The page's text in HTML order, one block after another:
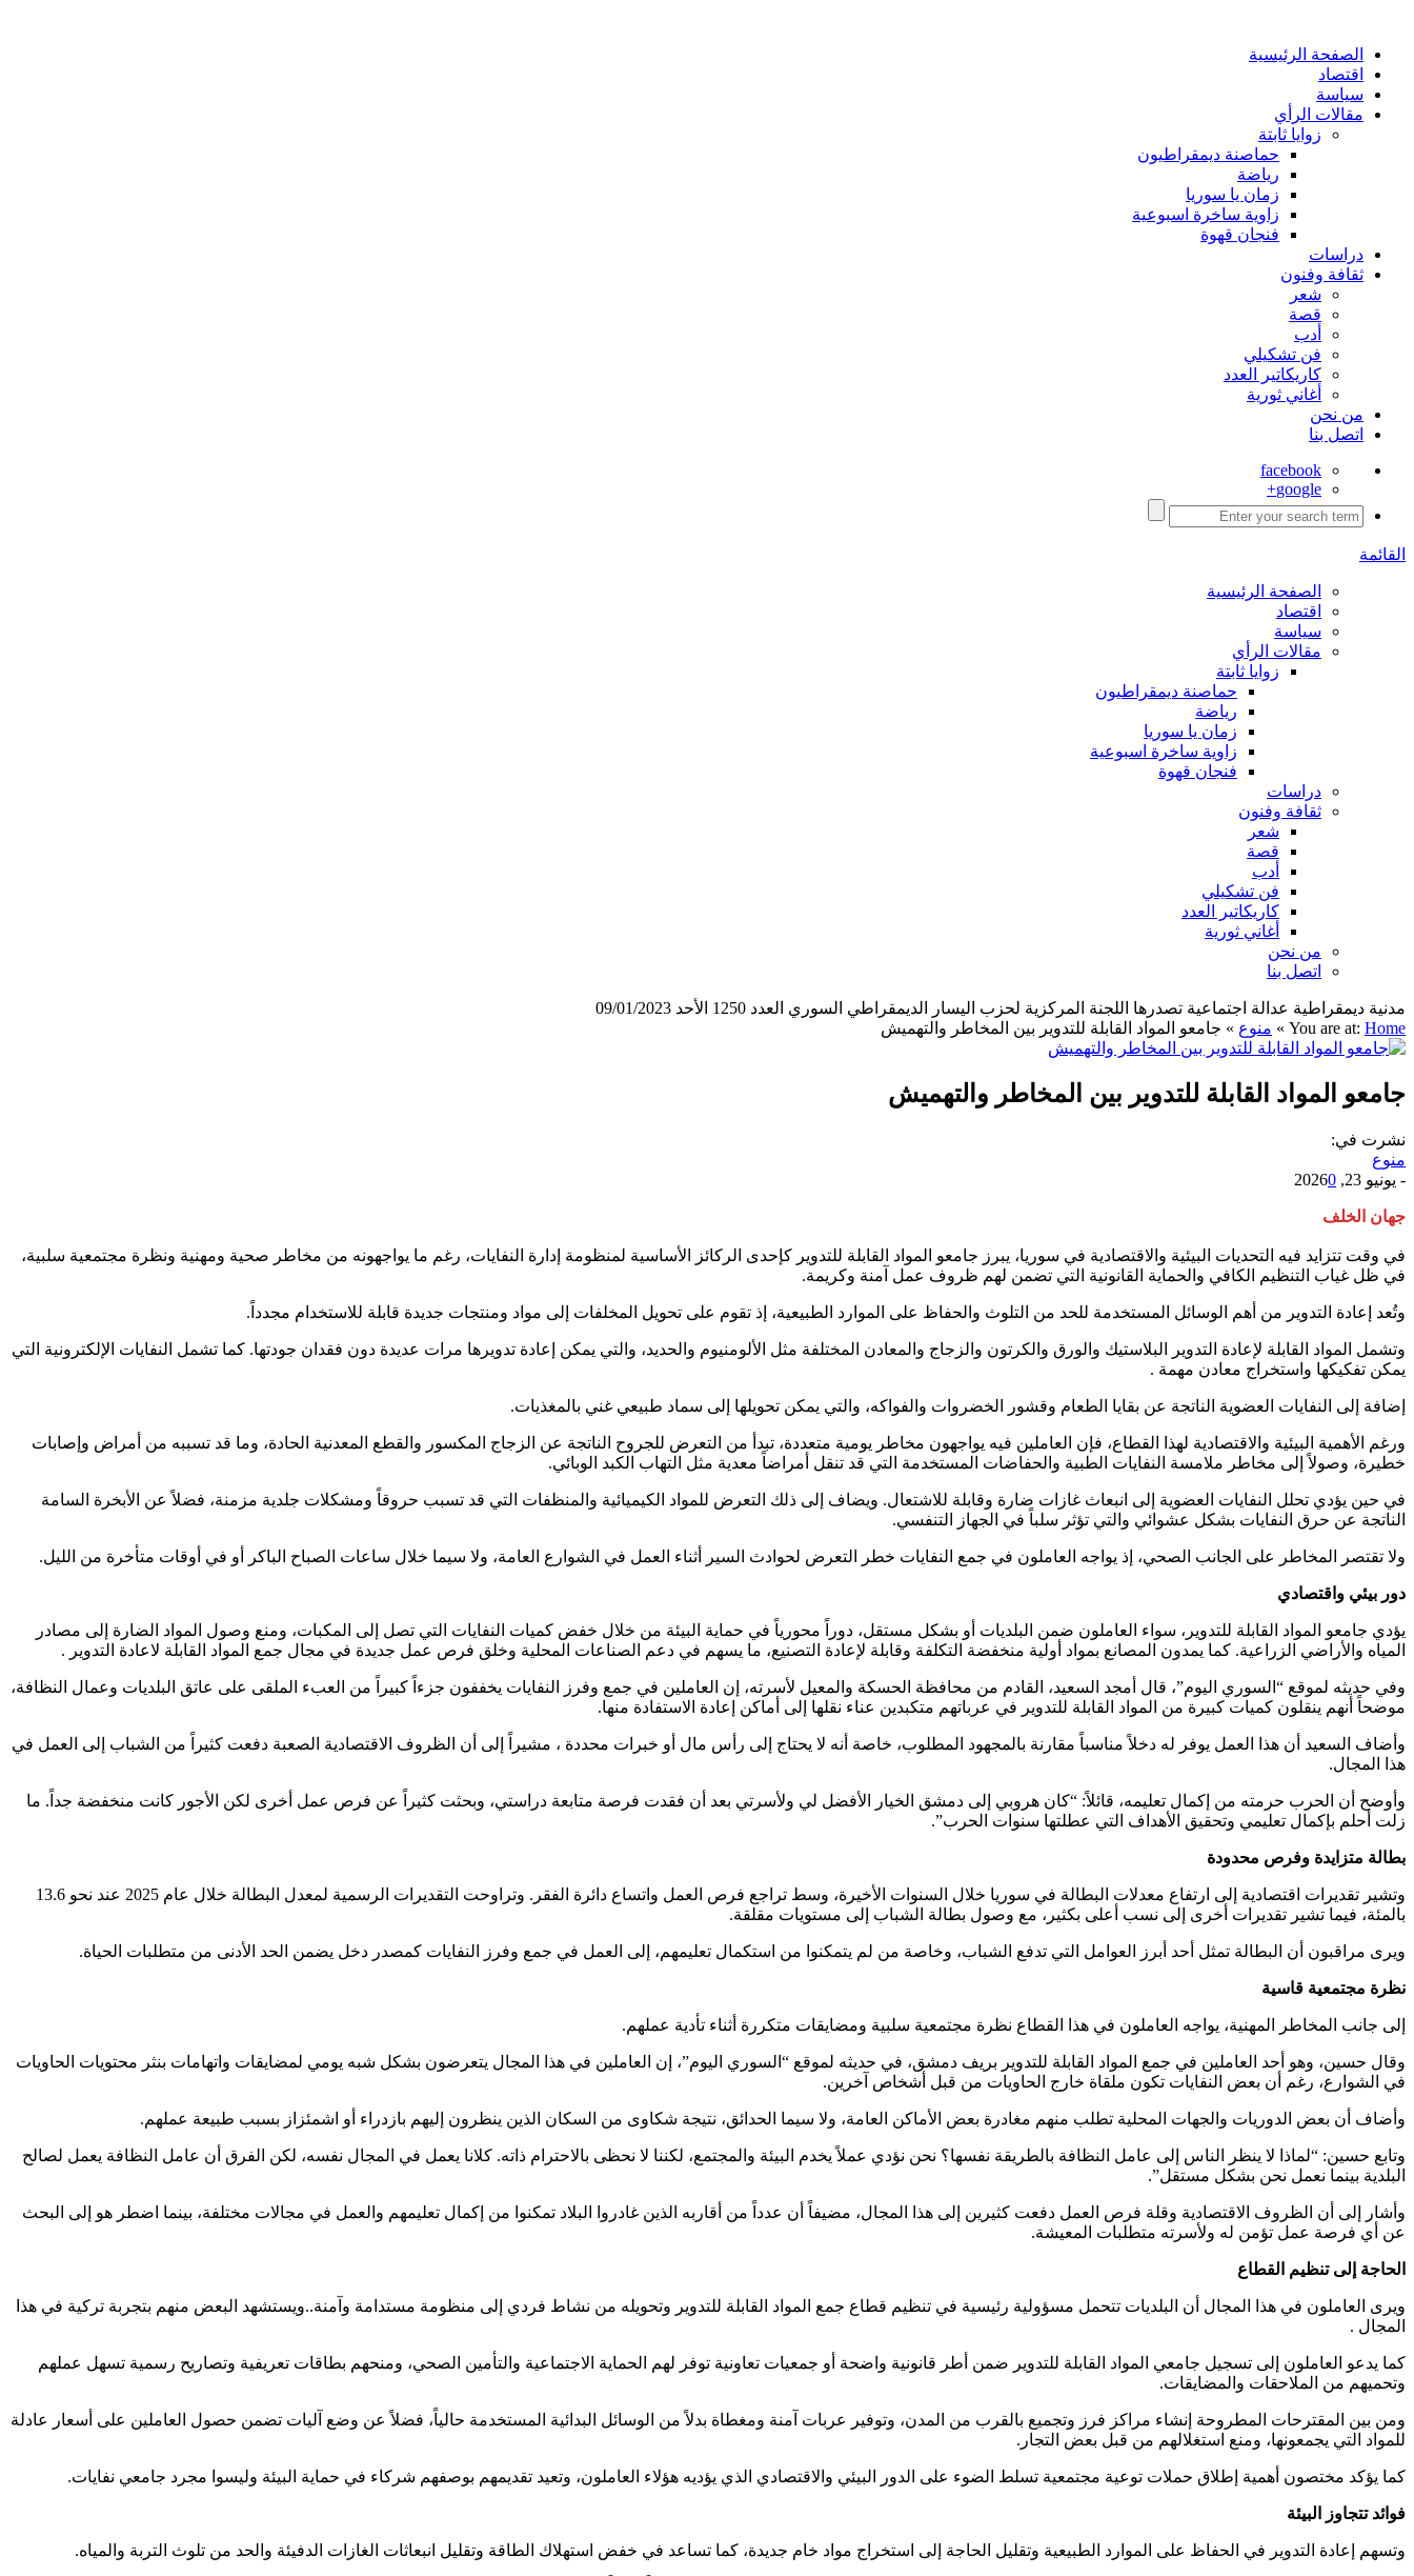
الصفحة الرئيسية
اقتصاد
سياسة
مقالات الرأي
زوايا ثابتة
حماصنة ديمقراطيون
رياضة
زمان يا سوريا
زاوية ساخرة اسبوعية
فنجان قهوة
دراسات
ثقافة وفنون
شعر
قصة
أدب
فن تشكيلي
كاريكاتير العدد
أغاني ثورية
من نحن
اتصل بنا
facebook
google+
القائمة
الصفحة الرئيسية
اقتصاد
سياسة
مقالات الرأي
زوايا ثابتة
حماصنة ديمقراطيون
رياضة
زمان يا سوريا
زاوية ساخرة اسبوعية
فنجان قهوة
دراسات
ثقافة وفنون
شعر
قصة
أدب
فن تشكيلي
كاريكاتير العدد
أغاني ثورية
من نحن
اتصل بنا
مدنية ديمقراطية عدالة اجتماعية تصدرها اللجنة المركزية لحزب اليسار الديمقراطي السوري العدد 1250 الأحد 09/01/2023
You are at: Home
» منوع » جامعو المواد القابلة للتدوير بين المخاطر والتهميش
جامعو المواد القابلة للتدوير بين المخاطر والتهميش
نشرت في:
منوع
- يونيو 23, 2026 0
جهان الخلف
في وقت تتزايد فيه التحديات البيئية والاقتصادية في سوريا، يبرز جامعو المواد القابلة للتدوير كإحدى الركائز الأساسية لمنظومة إدارة النفايات، رغم ما يواجهونه من مخاطر صحية ومهنية ونظرة مجتمعية سلبية،
في ظل غياب التنظيم الكافي والحماية القانونية التي تضمن لهم ظروف عمل آمنة وكريمة.
وتُعد إعادة التدوير من أهم الوسائل المستخدمة للحد من التلوث والحفاظ على الموارد الطبيعية، إذ تقوم على تحويل المخلفات إلى مواد ومنتجات جديدة قابلة للاستخدام مجدداً.
وتشمل المواد القابلة لإعادة التدوير البلاستيك والورق والكرتون والزجاج والمعادن المختلفة مثل الألومنيوم والحديد، والتي يمكن إعادة تدويرها مرات عديدة دون فقدان جودتها. كما تشمل النفايات الإلكترونية التي
يمكن تفكيكها واستخراج معادن مهمة .
إضافة إلى النفايات العضوية الناتجة عن بقايا الطعام وقشور الخضروات والفواكه، والتي يمكن تحويلها إلى سماد طبيعي غني بالمغذيات.
ورغم الأهمية البيئية والاقتصادية لهذا القطاع، فإن العاملين فيه يواجهون مخاطر يومية متعددة، تبدأ من التعرض للجروح الناتجة عن الزجاج المكسور والقطع المعدنية الحادة، وما قد تسببه من أمراض وإصابات
خطيرة، وصولاً إلى مخاطر ملامسة النفايات الطبية والحفاضات المستخدمة التي قد تنقل أمراضاً معدية مثل التهاب الكبد الوبائي.
في حين يؤدي تحلل النفايات العضوية إلى انبعاث غازات ضارة وقابلة للاشتعال. ويضاف إلى ذلك التعرض للمواد الكيميائية والمنظفات التي قد تسبب حروقاً ومشكلات جلدية مزمنة، فضلاً عن الأبخرة السامة
الناتجة عن حرق النفايات بشكل عشوائي والتي تؤثر سلباً في الجهاز التنفسي.
ولا تقتصر المخاطر على الجانب الصحي، إذ يواجه العاملون في جمع النفايات خطر التعرض لحوادث السير أثناء العمل في الشوارع العامة، ولا سيما خلال ساعات الصباح الباكر أو في أوقات متأخرة من الليل.
دور بيئي واقتصادي
يؤدي جامعو المواد القابلة للتدوير، سواء العاملون ضمن البلديات أو بشكل مستقل، دوراً محورياً في حماية البيئة من خلال خفض كميات النفايات التي تصل إلى المكبات، ومنع وصول المواد الضارة إلى مصادر
المياه والأراضي الزراعية. كما يمدون المصانع بمواد أولية منخفضة التكلفة وقابلة لإعادة التصنيع، ما يسهم في دعم الصناعات المحلية وخلق فرص عمل جديدة في مجال جمع المواد القابلة لاعادة التدوير .
وفي حديثه لموقع “السوري اليوم”، قال أمجد السعيد، القادم من محافظة الحسكة والمعيل لأسرته، إن العاملين في جمع وفرز النفايات يخففون جزءاً كبيراً من العبء الملقى على عاتق البلديات وعمال النظافة،
موضحاً أنهم ينقلون كميات كبيرة من المواد القابلة للتدوير في عرباتهم متكبدين عناء نقلها إلى أماكن إعادة الاستفادة منها.
وأضاف السعيد أن هذا العمل يوفر له دخلاً مناسباً مقارنة بالمجهود المطلوب، خاصة أنه لا يحتاج إلى رأس مال أو خبرات محددة ، مشيراً إلى أن الظروف الاقتصادية الصعبة دفعت كثيراً من الشباب إلى العمل في
هذا المجال.
وأوضح أن الحرب حرمته من إكمال تعليمه، قائلاً: “كان هروبي إلى دمشق الخيار الأفضل لي ولأسرتي بعد أن فقدت فرصة متابعة دراستي، وبحثت كثيراً عن فرص عمل أخرى لكن الأجور كانت منخفضة جداً. ما
زلت أحلم بإكمال تعليمي وتحقيق الأهداف التي عطلتها سنوات الحرب”.
بطالة متزايدة وفرص محدودة
وتشير تقديرات اقتصادية إلى ارتفاع معدلات البطالة في سوريا خلال السنوات الأخيرة، وسط تراجع فرص العمل واتساع دائرة الفقر. وتراوحت التقديرات الرسمية لمعدل البطالة خلال عام 2025 عند نحو 13.6
بالمئة، فيما تشير تقديرات أخرى إلى نسب أعلى بكثير، مع وصول بطالة الشباب إلى مستويات مقلقة.
ويرى مراقبون أن البطالة تمثل أحد أبرز العوامل التي تدفع الشباب، وخاصة من لم يتمكنوا من استكمال تعليمهم، إلى العمل في جمع وفرز النفايات كمصدر دخل يضمن الحد الأدنى من متطلبات الحياة.
نظرة مجتمعية قاسية
إلى جانب المخاطر المهنية، يواجه العاملون في هذا القطاع نظرة مجتمعية سلبية ومضايقات متكررة أثناء تأدية عملهم.
وقال حسين، وهو أحد العاملين في جمع المواد القابلة للتدوير بريف دمشق، في حديثه لموقع “السوري اليوم”، إن العاملين في هذا المجال يتعرضون بشكل شبه يومي لمضايقات واتهامات بنثر محتويات الحاويات
في الشوارع، رغم أن بعض النفايات تكون ملقاة خارج الحاويات من قبل أشخاص آخرين.
وأضاف أن بعض الدوريات والجهات المحلية تطلب منهم مغادرة بعض الأماكن العامة، ولا سيما الحدائق، نتيجة شكاوى من السكان الذين ينظرون إليهم بازدراء أو اشمئزاز بسبب طبيعة عملهم.
وتابع حسين: “لماذا لا ينظر الناس إلى عامل النظافة بالطريقة نفسها؟ نحن نؤدي عملاً يخدم البيئة والمجتمع، لكننا لا نحظى بالاحترام ذاته. كلانا يعمل في المجال نفسه، لكن الفرق أن عامل النظافة يعمل لصالح
البلدية بينما نعمل نحن بشكل مستقل”.
وأشار إلى أن الظروف الاقتصادية وقلة فرص العمل دفعت كثيرين إلى هذا المجال، مضيفاً أن عدداً من أقاربه الذين غادروا البلاد تمكنوا من إكمال تعليمهم والعمل في مجالات مختلفة، بينما اضطر هو إلى البحث
عن أي فرصة عمل تؤمن له ولأسرته متطلبات المعيشة.
الحاجة إلى تنظيم القطاع
ويرى العاملون في هذا المجال أن البلديات تتحمل مسؤولية رئيسية في تنظيم قطاع جمع المواد القابلة للتدوير وتحويله من نشاط فردي إلى منظومة مستدامة وآمنة..ويستشهد البعض منهم بتجربة تركية في هذا
المجال .
كما يدعو العاملون إلى تسجيل جامعي المواد القابلة للتدوير ضمن أطر قانونية واضحة أو جمعيات تعاونية توفر لهم الحماية الاجتماعية والتأمين الصحي، ومنحهم بطاقات تعريفية وتصاريح رسمية تسهل عملهم
وتحميهم من الملاحقات والمضايقات.
ومن بين المقترحات المطروحة إنشاء مراكز فرز وتجميع بالقرب من المدن، وتوفير عربات آمنة ومغطاة بدلاً من الوسائل البدائية المستخدمة حالياً، فضلاً عن وضع آليات تضمن حصول العاملين على أسعار عادلة
للمواد التي يجمعونها، ومنع استغلالهم من قبل بعض التجار.
كما يؤكد مختصون أهمية إطلاق حملات توعية مجتمعية تسلط الضوء على الدور البيئي والاقتصادي الذي يؤديه هؤلاء العاملون، وتعيد تقديمهم بوصفهم شركاء في حماية البيئة وليسوا مجرد جامعي نفايات.
فوائد تتجاوز البيئة
وتسهم إعادة التدوير في الحفاظ على الموارد الطبيعية وتقليل الحاجة إلى استخراج مواد خام جديدة، كما تساعد في خفض استهلاك الطاقة وتقليل انبعاثات الغازات الدفيئة والحد من تلوث التربة والمياه.